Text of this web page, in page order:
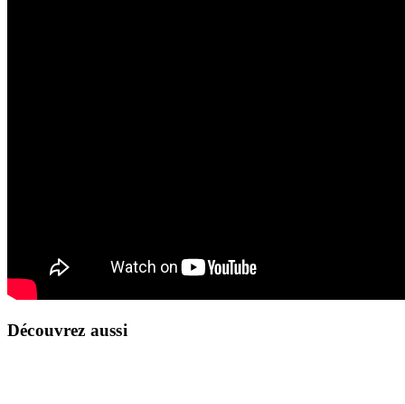
Découvrez aussi